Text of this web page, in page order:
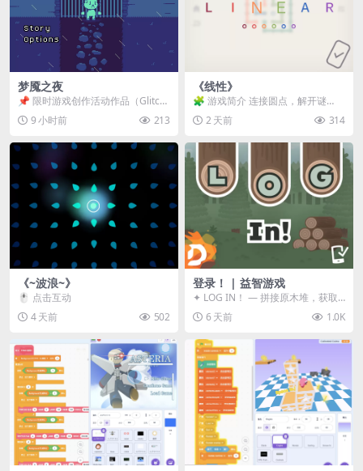
梦魇之夜
📌 限时游戏创作活动作品（Glitch
Game Jam） 📖 故事背景 怪物四...
9 小时前 213
《线性》
🧩 游戏简介 连接圆点，解开谜
题。 ⚠️ 重要提示 所有关卡均可通
关，请确保使用...
2 天前 314
《~波浪~》
🖱️ 点击互动
4 天前
502
登录！ | 益智游戏
✦ LOG IN！ — 拼接原木堆，获取
分数！ ᑕ☲◎ ᑕ☲◎ ᑕ☲◎ ᑕ☲◎ ...
6 天前 1.0K